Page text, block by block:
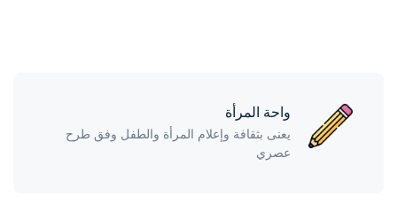
واحة المرأة
يعنى بثقافة وإعلام المرأة والطفل وفق طرح
عصري